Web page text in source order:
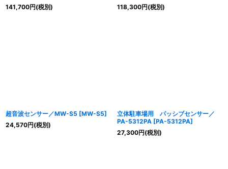
141,700円(税別)
118,300円(税別)
超音波センサー／MW-S5 [MW-S5]
24,570円(税別)
立体駐車場用 パッシブセンサー／
PA-5312PA [PA-5312PA]
27,300円(税別)